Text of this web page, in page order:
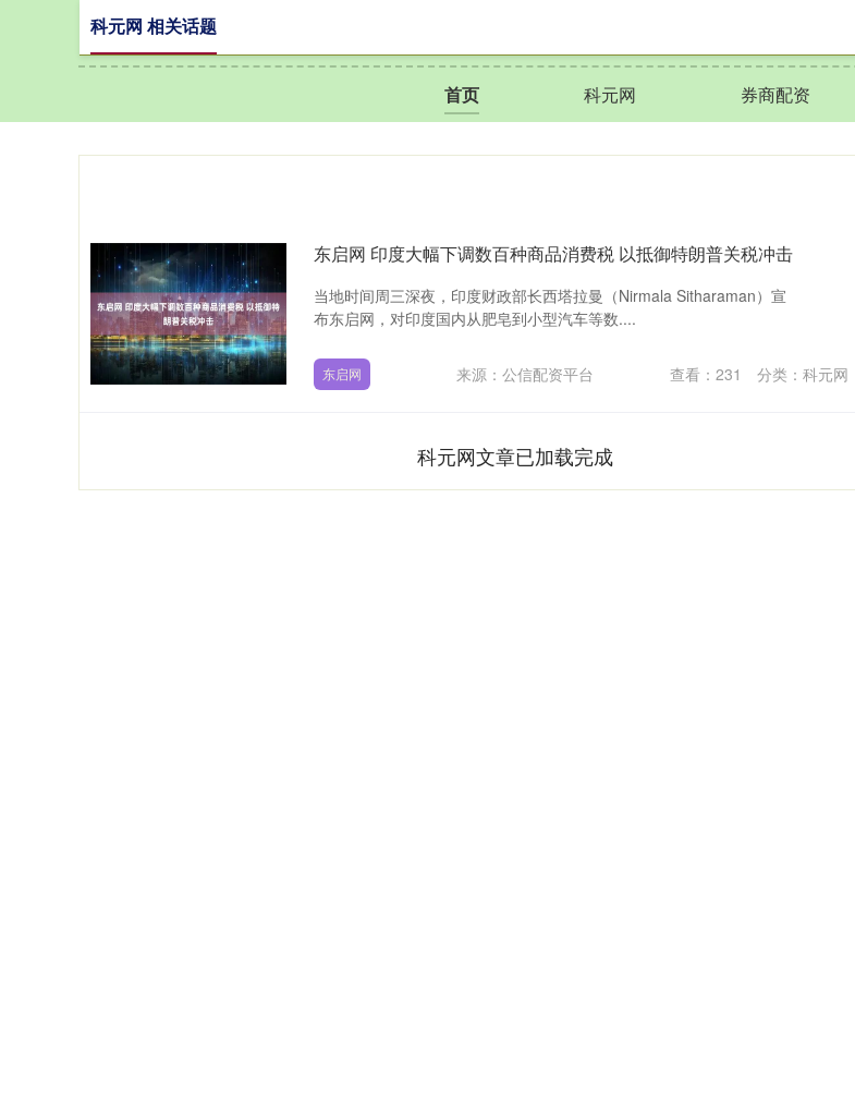
首页 科元网 券商配资
科元网 相关话题
东启网 印度大幅下调数百种商品消费税 以抵御特朗普关税冲击
当地时间周三深夜，印度财政部长西塔拉曼（Nirmala Sitharaman）宣
布东启网，对印度国内从肥皂到小型汽车等数....
东启网 来源：公信配资平台 查看： 231 分类： 科元网
科元网文章已加载完成